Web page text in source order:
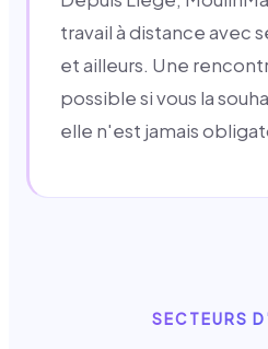
travail à distance avec
et ailleurs. Une
possible si vous la
elle n'est jamais
SECTEURS